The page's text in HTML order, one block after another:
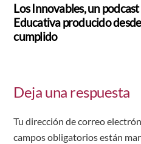
Los Innovables, un
Educativa producido
cumplido
Deja una respuesta
Tu dirección de correo
campos obligatorios están